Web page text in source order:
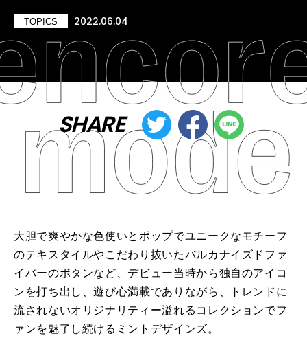
TOPICS 2022.06.04
SHARE
大胆で爽やかな色使いとポップでユニークなモチーフ
のテキスタイ ルやこだわり抜いたバルカナイズドファ
イバーのボタンなど、 デビュー当時から独自のアイコ
ンを打ち出し、遊び心満載でありながら、
トレンドに
流されないオリジナリティー溢れるコレクションでフ
ァ ンを魅了し続けるミントデザインズ。